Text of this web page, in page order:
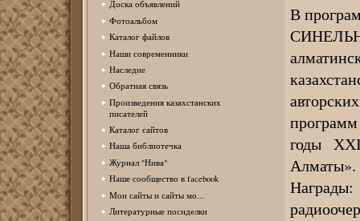
Доска объявлений
Фотоальбом
Каталог файлов
Наши современники
Наследие
Обратная связь
Произведения казахстанских
писателей
Каталог сайтов
Наша библиотечка
Журнал "Нива"
Наше сообщество в facebook
Мои сайты и сайты мо...
Литературные посиделки
В
годы
Алматы».